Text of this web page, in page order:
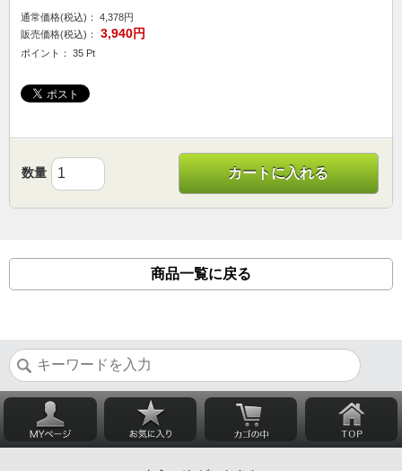
通常価格(税込)：
4,378円
販売価格(税込)：
3,940円
ポイント： 35 Pt
数量 カートに入れる
商品一覧に戻る